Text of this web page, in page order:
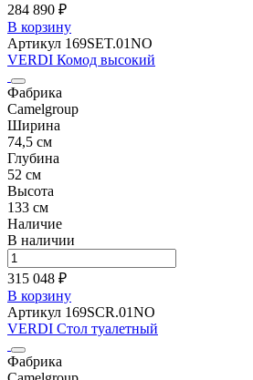
284 890 ₽
В корзину
Артикул 169SET.01NO
VERDI Комод высокий
Фабрика
Camelgroup
Ширина
74,5 см
Глубина
52 см
Высота
133 см
Наличие
В наличии
315 048 ₽
В корзину
Артикул 169SCR.01NO
VERDI Стол туалетный
Фабрика